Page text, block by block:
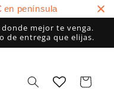
en península
mejor te venga.
de entrega que elijas.
Carrito